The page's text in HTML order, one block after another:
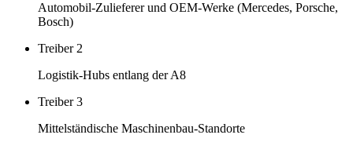
Automobil-Zulieferer und OEM-Werke (Mercedes, Porsche,
Bosch)
Treiber 2
Logistik-Hubs entlang der A8
Treiber3
Mittelständische Maschinenbau-Standorte